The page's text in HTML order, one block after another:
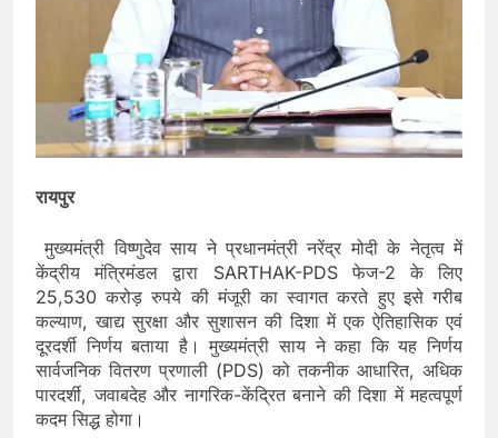
रायपुर
मुख्यमंत्री विष्णुदेव साय ने प्रधानमंत्री नरेंद्र मोदी के नेतृत्व में
केंद्रीय मंत्रिमंडल द्वारा SARTHAK-PDS फेज-2 के लिए
25,530 करोड़ रुपये की मंजूरी का स्वागत करते हुए इसे गरीब
कल्याण, खाद्य सुरक्षा और सुशासन की दिशा में एक ऐतिहासिक एवं
दूरदर्शी निर्णय बताया है। मुख्यमंत्री साय ने कहा कि यह निर्णय
सार्वजनिक वितरण प्रणाली (PDS) को तकनीक आधारित, अधिक
पारदर्शी, जवाबदेह और नागरिक-केंद्रित बनाने की दिशा में महत्वपूर्ण
कदम सिद्ध होगा।